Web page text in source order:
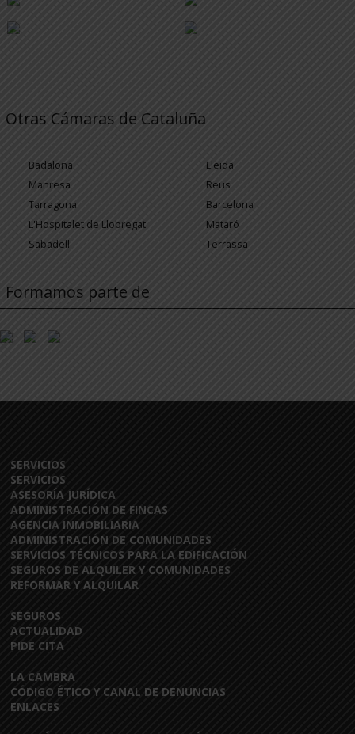
Otras Cámaras de Cataluña
Badalona
Lleida
Manresa
Reus
Tarragona
Barcelona
L'Hospitalet de Llobregat
Mataró
Sabadell
Terrassa
Formamos parte de
SERVICIOS
SERVICIOS
ASESORÍA JURÍDICA
ADMINISTRACIÓN DE FINCAS
AGENCIA INMOBILIARIA
ADMINISTRACIÓN DE COMUNIDADES
SERVICIOS TÉCNICOS PARA LA EDIFICACIÓN
SEGUROS DE ALQUILER Y COMUNIDADES
REFORMAR Y ALQUILAR
SEGUROS
ACTUALIDAD
PIDE CITA
LA CAMBRA
CÓDIGO ÉTICO Y CANAL DE DENUNCIAS
ENLACES